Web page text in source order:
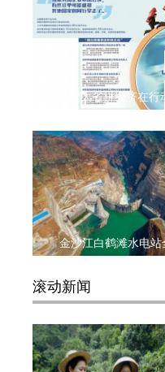
外贸大省拼经济在行
金沙江白鹤滩水电站
滚动新闻